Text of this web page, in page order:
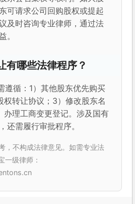
可请求公司回购股权或提起
及时咨询专业律师，通过法
。
有哪些法律程序？
遵循：1）其他股东优先购买
权转让协议；3）修改股东名
办理工商变更登记。涉及国有
还需履行审批程序。
，不构成法律意见。如需专业法
一级律师：